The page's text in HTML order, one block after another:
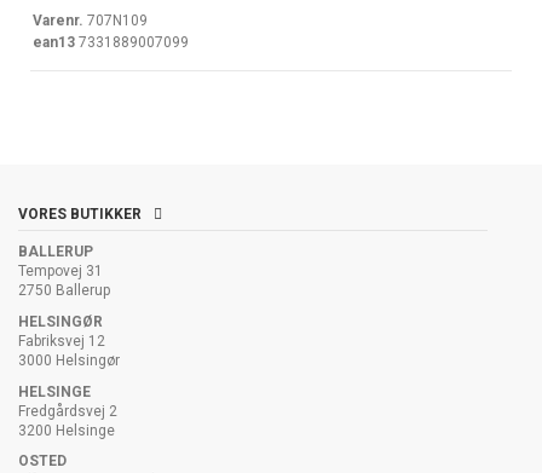
Varenr. 707N109
ean13 7331889007099
VORES BUTIKKER
BALLERUP
Tempovej 31
2750 Ballerup
HELSINGØR
Fabriksvej 12
3000 Helsingør
HELSINGE
Fredgårdsvej 2
3200 Helsinge
OSTED